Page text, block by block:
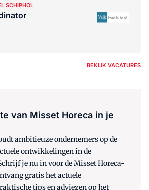
SCHIPHOL
BEKIJK VACATURES
van Misset Horeca in je
ambitieuze ondernemers op de
ontwikkelingen in de
je nu in voor de Misset Horeca-
gratis het actuele
tips en adviezen op het